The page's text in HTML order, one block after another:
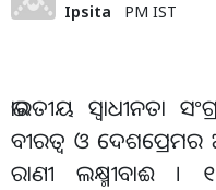
Ipsita
PM IST
ଭାରତୀୟ ସ୍ୱାଧୀନତା
ବୀରତ୍ୱ ଓ ଦେଶପ୍ରେମର
ରାଣୀ ଲକ୍ଷ୍ମୀବାଈ ।